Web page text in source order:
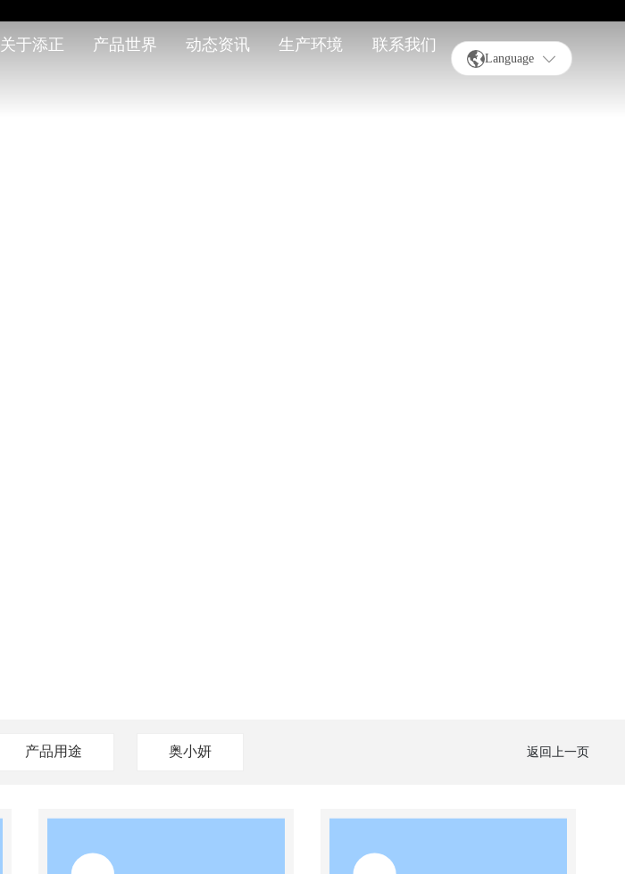
关于添正 产品世界 动态资讯 生产环境 联系我们
Language
产品用途 奥小妍 返回上一页